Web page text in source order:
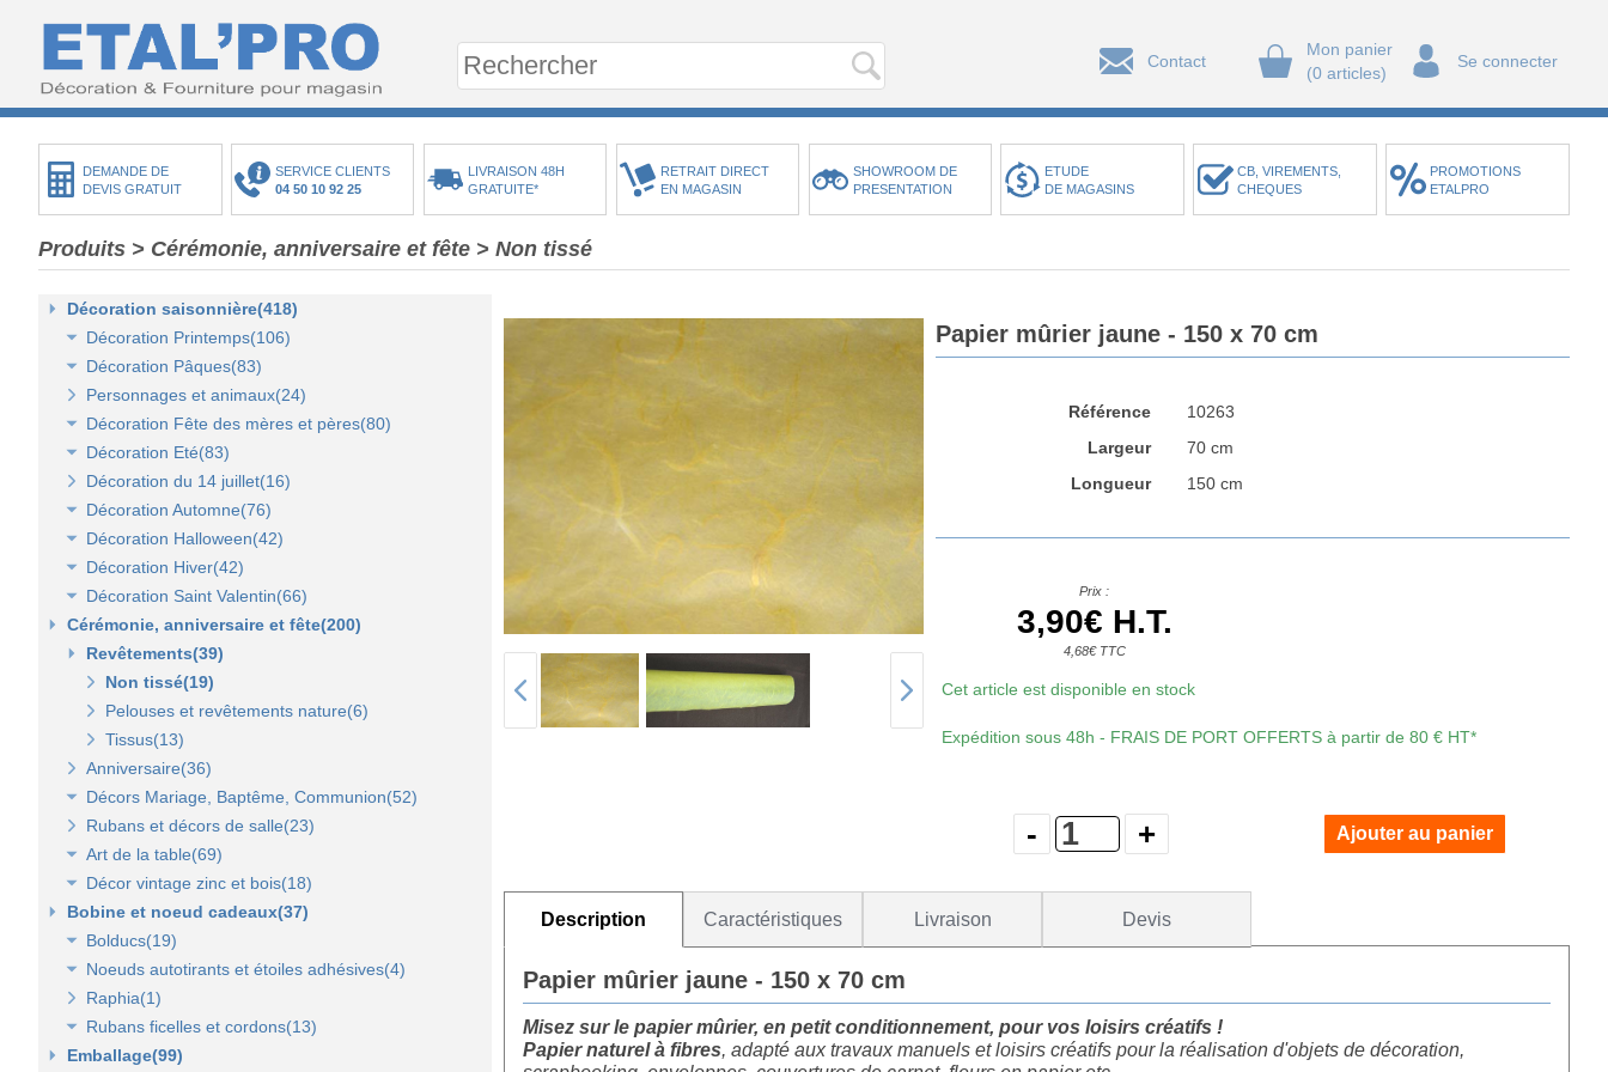
Contact
Mon panier
(0 articles)
Se connecter
DEMANDE DE
DEVIS GRATUIT
SERVICE CLIENTS
04 50 10 92 25
LIVRAISON 48H
GRATUITE*
RETRAIT DIRECT
EN MAGASIN
SHOWROOM DE
PRESENTATION
ETUDE
DE MAGASINS
CB, VIREMENTS,
CHEQUES
PROMOTIONS
ETALPRO
Produits > Cérémonie, anniversaire et fête > Non tissé
Décoration saisonnière(418)
Décoration Printemps(106)
Décoration vitrine de printemps(18)
Arbres et plantes printemps-été(20)
Bouquets fleurs et fruits(43)
Mini-maisons et jardins(19)
Pelouses mousses et végétaux(18)
Décoration Pâques(83)
Décoration vitrine de Pâques(14)
Décors de Pâques : les animaux(13)
Décors Pâques : Les Oeufs de Pâques(12)
Décor naturel et floral de Pâques(41)
Décoration de table de Pâques(15)
Personnages et animaux(24)
Décoration Fête des mères et pères(80)
Décor vitrine de fête des mères et pères(21)
Décors Fête des mères et pères(63)
Décoration Eté(83)
Décoration vitrine d'été(23)
Décors mer et plage(26)
Lanterne, lampion, déco de table et terrasse(37)
Eclairage électrique d'été(9)
Décoration du 14 juillet(16)
Décoration Automne(76)
Décoration vitrine d'automne(17)
Décors automne(62)
Décoration Halloween(42)
Décor vitrine d'halloween(8)
Décor halloween(36)
Décoration Hiver(42)
Décoration vitrine d'hiver(7)
Décors d'hiver(35)
Décoration Saint Valentin(66)
Décoration vitrine de Saint Valentin(15)
Décors Saint Valentin(56)
Cérémonie, anniversaire et fête(200)
Revêtements(39)
Non tissé(19)
Pelouses et revêtements nature(6)
Tissus(13)
Anniversaire(36)
Décors Mariage, Baptême, Communion(52)
Accessoires de cérémonie(14)
Sacs dragées, photophores et chandeliers(10)
Tulles et noeuds de mariage(16)
Rubans et décors de salle(23)
Art de la table(69)
Fleurs et déco de table(37)
Nappes et chemins de table(15)
Serviettes et vaisselle jetables(17)
Décor vintage zinc et bois(18)
Accessoires zinc, bois et métal(16)
Mobilier déco(4)
Bobine et noeud cadeaux(37)
Bolducs(19)
Bolducs 7 et 10 mm(7)
Rubans 19 et 25 mm(7)
Rubans 50 et 100 mm(5)
Noeuds autotirants et étoiles adhésives(4)
Noeuds autocollants et étoiles adhésives(3)
Raphia(1)
Rubans ficelles et cordons(13)
Ficelles et cordons(4)
Emballage(99)
Papier mûrier jaune - 150 x 70 cm
Référence
10263
Largeur
70 cm
Longueur
150 cm
Prix :
3,90€ H.T.
4,68€ TTC
Cet article est disponible en stock
Expédition sous 48h - FRAIS DE PORT OFFERTS à partir de 80 € HT*
Description
Papier mûrier jaune - 150 x 70 cm
Misez sur le papier mûrier, en petit conditionnement, pour vos loisirs créatifs !
Papier naturel à fibres, adapté aux travaux manuels et loisirs créatifs pour la réalisation d'objets de décoration,
Caractéristiques Livraison Devis